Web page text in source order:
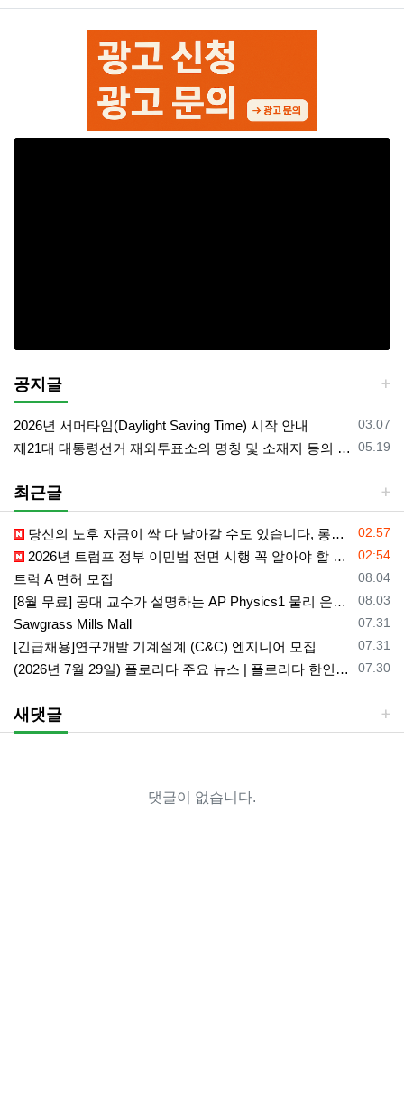
공지글
등록일
03.07
2026년 서머타임(Daylight Saving Time) 시작 안내
등록일
05.19
제21대 대통령선거 재외투표소의 명칭 및 소재지 등의 공고/올랜도 제외 투표소
최근글
등록일
02:57
당신의 노후 자금이 싹 다 날아갈 수도 있습니다, 롱텀케어 준비 하기
등록일
02:54
2026년 트럼프 정부 이민법 전면 시행 꼭 알아야 할 4가지!!
등록일
08.04
트럭 A 면허 모집
등록일
08.03
[8월 무료] 공대 교수가 설명하는 AP Physics1 물리 온라인 강의
등록일
07.31
Sawgrass Mills Mall
등록일
07.31
[긴급채용]연구개발 기계설계 (C&C) 엔지니어 모집
등록일
07.30
(2026년 7월 29일) 플로리다 주요 뉴스 | 플로리다 한인 닷컴
새댓글
댓글이 없습니다.